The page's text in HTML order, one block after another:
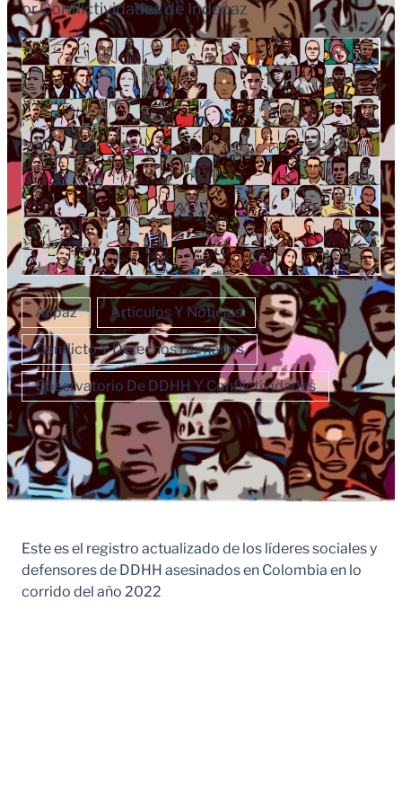
orConflictividades de Indepaz
Acpaz Artículos Y Noticias
Conflicto Y Derechos Humanos
Observatorio De DDHH Y Conflictividades
Este es el registro actualizado de los líderes sociales y
defensores de DDHH asesinados en Colombia en lo
corrido del año 2022